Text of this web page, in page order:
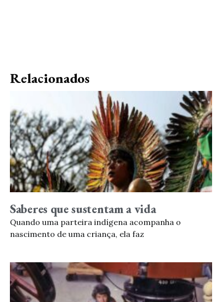
Relacionados
Saberes que sustentam a vida
Quando uma parteira indígena acompanha o
nascimento de uma criança, ela faz